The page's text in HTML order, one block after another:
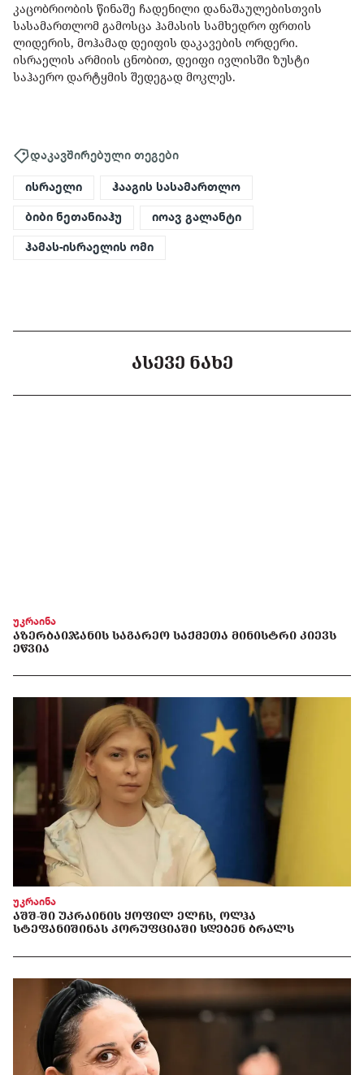
კაცობრიობის წინაშე ჩადენილი დანაშაულებისთვის
სასამართლომ გამოსცა ჰამასის სამხედრო ფრთის
ლიდერის, მოჰამად დეიფის დაკავების ორდერი.
ისრაელის არმიის ცნობით, დეიფი ივლისში ზუსტი
საჰაერო დარტყმის შედეგად მოკლეს.
დაკავშირებული თეგები
ისრაელი ჰააგის სასამართლო
ბიბი ნეთანიაჰუ იოავ გალანტი
ჰამას-ისრაელის ომი
ᲐᲡᲔᲕᲔ ᲜᲐᲮᲔ
უკრაინა
ᲐᲖᲔᲠᲑᲐᲘᲯᲐᲜᲘᲡ ᲡᲐᲒᲐᲠᲔᲝ ᲡᲐᲥᲛᲔᲗᲐ ᲛᲘᲜᲘᲡᲢᲠᲘ ᲙᲘᲔᲕᲡ
ᲔᲬᲕᲘᲐ
უკრაინა
ᲐᲨᲨ-ᲨᲘ ᲣᲙᲠᲐᲘᲜᲘᲡ ᲧᲝᲤᲘᲚ ᲔᲚᲩᲡ, ᲝᲚᲰᲐ
ᲡᲢᲔᲤᲐᲜᲘᲨᲘᲜᲐᲡ ᲙᲝᲠᲣᲤᲪᲘᲐᲨᲘ ᲡᲓᲔᲑᲔᲜ ᲑᲠᲐᲚᲡ